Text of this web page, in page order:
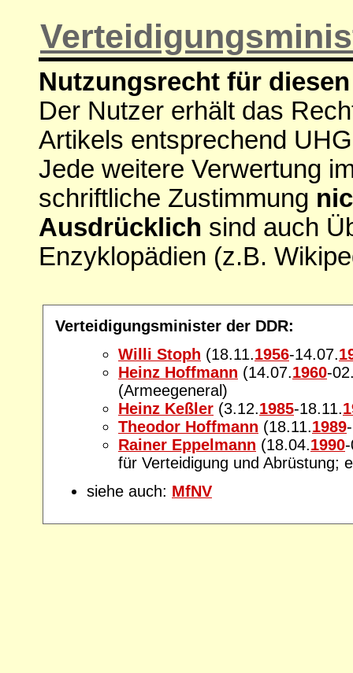
Nutzungsrecht für
Der Nutzer erhält das
Artikels entsprechend
Jede weitere Verwertung
schriftliche Zustimmung
Ausdrücklich sind auch
Enzyklopädien (z.B.
Verteidigungsminister der DDR:
Willi Stoph (18.11.1956-14.07.
Heinz Hoffmann (14.07.1960-
(Armeegeneral)
Heinz Keßler (3.12.1985-18.11.
Theodor Hoffmann (18.11.1989
Rainer Eppelmann (18.04.1990
für Verteidigung und Abrüstung;
siehe auch: MfNV